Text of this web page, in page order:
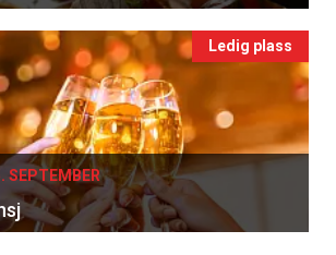
×
nyhetsbrev fra
Apéritif
ukentlige nyhetsbrev. Du
hvilke du ønsker å få
Ledig plass
SEPTEMBER